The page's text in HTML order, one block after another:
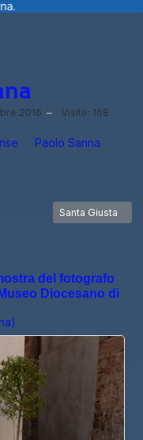
2016 Visite: 168
Paolo Sanna
Articolo
Santa Giusta
del fotografo
Diocesano di
)